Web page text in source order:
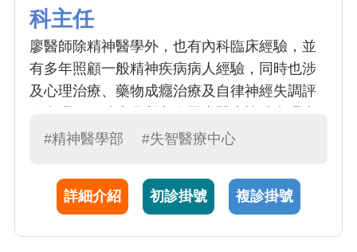
科主任
廖醫師除精神醫學外，也有內科臨床經驗，並
有多年照顧一般精神疾病病人經驗，同時也涉
及心理治療、藥物成癮治療及自律神經失調評
智症、憂鬱及焦慮症。
#精神醫學部 #失智醫療中心
詳細介紹 初診掛號 複診掛號